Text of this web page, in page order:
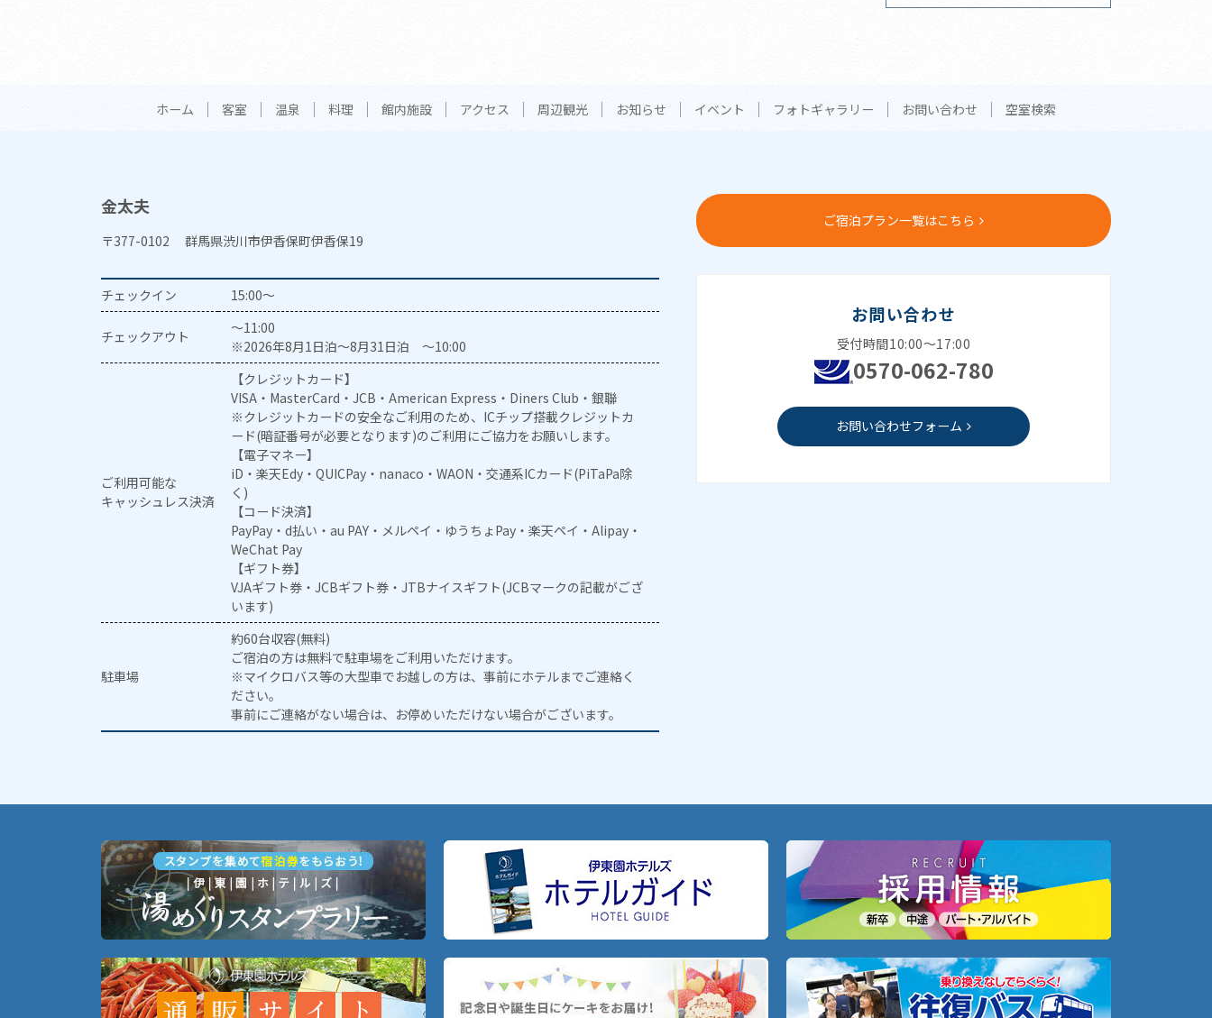
ホーム 客室 温泉 料理 館内施設 アクセス 周辺観光 お知らせ イベント フォトギャラリー お問い合わせ 空室検索
金太夫
〒377-0102 群馬県渋川市伊香保町伊香保19
チェックイン 15:00～
チェックアウト
～11:00
※2026年8月1日泊～8月31日泊 ～10:00
ご利用可能な
キャッシュレス決済
【クレジットカード】
VISA・MasterCard・JCB・American Express・Diners Club・銀聯
※クレジットカードの安全なご利用のため、ICチップ搭載クレジットカ
ード(暗証番号が必要となります)のご利用にご協力をお願いします。
【電子マネー】
iD・楽天Edy・QUICPay・nanaco・WAON・交通系ICカード(PiTaPa除
く)
【コード決済】
PayPay・d払い・au PAY・メルペイ・ゆうちょPay・楽天ペイ・Alipay・
WeChat Pay
【ギフト券】
VJAギフト券・JCBギフト券・JTBナイスギフト(JCBマークの記載がござ
います)
駐車場
約60台収容(無料)
ご宿泊の方は無料で駐車場をご利用いただけます。
※マイクロバス等の大型車でお越しの方は、事前にホテルまでご連絡く
ださい。
事前にご連絡がない場合は、お停めいただけない場合がございます。
ご宿泊プラン一覧はこちら
お問い合わせ
受付時間10:00～17:00
0570-062-780
お問い合わせフォーム